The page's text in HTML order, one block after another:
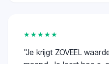
★★★★★
"Je krijgt ZOVEEL